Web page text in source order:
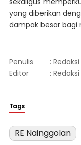
yang diberikan
dampak besar bagi
Penulis
: Redaksi
Editor
: Redaksi
Tags
RE Nainggolan